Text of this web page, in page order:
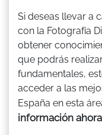
Si deseas llevar a
con la Fotografía
obtener
que podrás
fundamentales,
acceder a las
España en esta
información